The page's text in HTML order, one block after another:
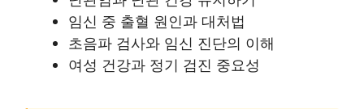
임신 중 출혈 원인과 대처법
초음파 검사와 임신 진단의 이해
여성 건강과 정기 검진 중요성